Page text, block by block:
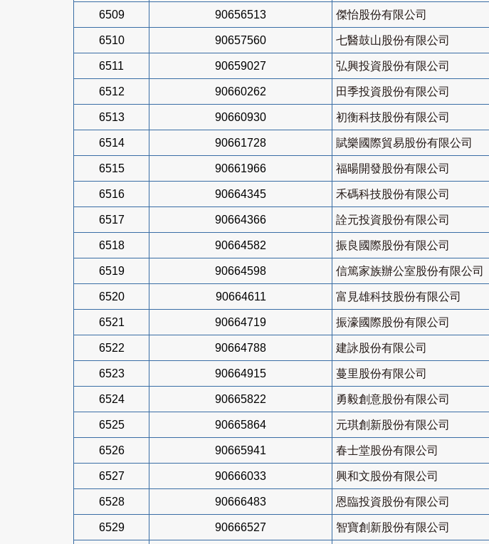
6509 90656513 傑怡股份有限公司
6510 90657560 七醫鼓山股份有限公司
6511 90659027 弘興投資股份有限公司
6512 90660262 田季投資股份有限公司
6513 90660930 初衡科技股份有限公司
6514 90661728 賦樂國際貿易股份有限公司
6515 90661966 福暘開發股份有限公司
6516 90664345 禾碼科技股份有限公司
6517 90664366 詮元投資股份有限公司
6518 90664582 振良國際股份有限公司
6519 90664598 信篤家族辦公室股份有限公司
6520 90664611 富見雄科技股份有限公司
6521 90664719 振濠國際股份有限公司
6522 90664788 建詠股份有限公司
6523 90664915 蔓里股份有限公司
6524 90665822 勇毅創意股份有限公司
6525 90665864 元琪創新股份有限公司
6526 90665941 春士堂股份有限公司
6527 90666033 興和文股份有限公司
6528 90666483 恩臨投資股份有限公司
6529 90666527 智寶創新股份有限公司